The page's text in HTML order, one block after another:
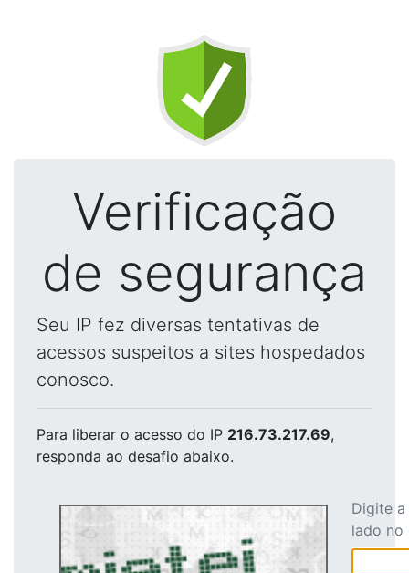
Verificação
de segurança
Seu IP fez diversas tentativas de
acessos suspeitos a sites hospedados
conosco.
Para liberar o acesso do IP 216.73.217.69,
responda ao desafio abaixo.
Digite
lado no